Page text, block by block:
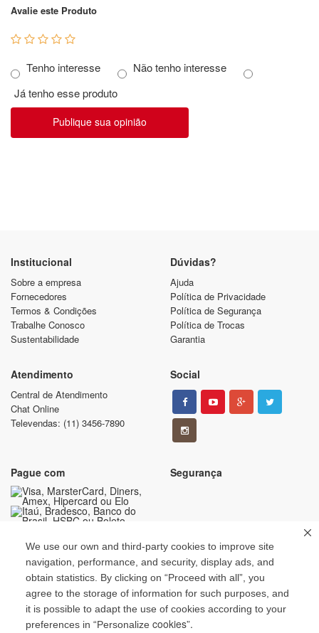
We use our own and third-party cookies to improve site
navigation, performance, and security, display ads, and
obtain statistics. By clicking on “Proceed with all”, you
agree to the storage of information for such purposes, and
it is possible to adapt the use of cookies according to your
preferences in “Personalize cookies”.
Avalie este Produto
Tenho interesse
Não tenho interesse
Já tenho esse produto
Publique sua opinião
Institucional
Sobre a empresa
Fornecedores
Termos & Condições
Trabalhe Conosco
Sustentabilidade
Dúvidas?
Ajuda
Política de Privacidade
Política de Segurança
Política de Trocas
Garantia
Atendimento
Central de Atendimento
Chat Online
Televendas: (11) 3456-7890
Social
Pague com Segurança
Copyright © 2013. Todos os direitos reservados.
Todas as marcas e suas imagens são de propriedade de seus respectivos donos.
É vedada a reprodução, total ou parcial, de qualquer conteúdo sem expressa
autorização.
+
Avise-Me